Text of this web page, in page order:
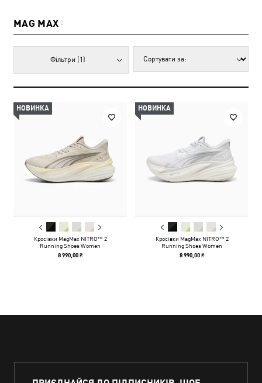
MAG MAX 2
Фільтри (1)
НОВИНКА
Кросівки MagMax NITRO™ 2
Running Shoes Women
8 990,00 ₴
НОВИНКА
Кросівки MagMax NITRO™ 2
Running Shoes Women
8 990,00 ₴